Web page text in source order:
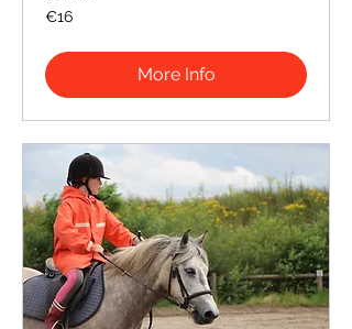
16
euros
€16
More Info